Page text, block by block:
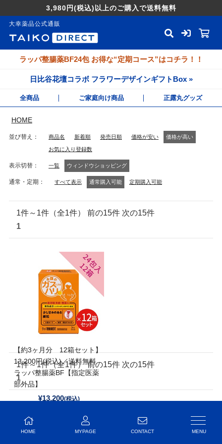
3,980円(税込) 以上のご購入で送料無料
大幸薬品公式通販
ラッパ整腸薬BF24包 お得な“定期コース”はコチラ！！
日比谷花壇コラボ フラワーデザインギフトBox »
全商品 ご家庭向け商品 正露丸グッズ
HOME
並び替え 商品名 新着順 発売日順 価格が安い 価格が高い
お気に入り登録数
表示切替 一覧 ウィンドウショッピング
通常・定期 すべて表示 通常購入可能 定期購入可能
1件～1件（全1件） 前の15件 次の15件
1
【約3ヶ月分 12箱セット】
13,200円(税込)／送料無料
ラッパ整腸薬BF【指定医薬
部外品】
¥13,200(税込)
1件～1件（全1件） 前の15件 次の15件
1
HOME MYPAGE CONTACT